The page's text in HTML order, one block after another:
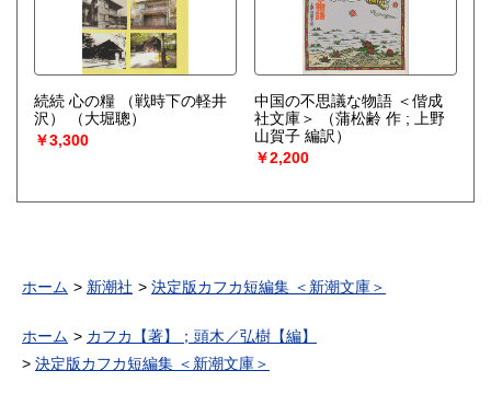
続続 心の糧 （戦時下の軽井
沢）
（大堀聰）
￥3,300
中国の不思議な物語 ＜偕成
社文庫＞
（蒲松齢 作 ; 上野
山賀子 編訳）
￥2,200
ホーム 新潮社 決定版カフカ短編集 ＜新潮文庫＞
ホーム
カフカ【著】；頭木／弘樹【編】
決定版カフカ短編集 ＜新潮文庫＞